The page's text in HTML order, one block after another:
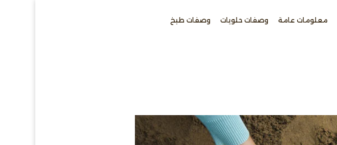
معلومات عامة وصفات حلويات وصفات طبخ